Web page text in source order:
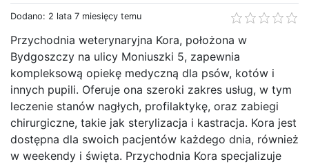
Dodano: 2 lata 7 miesięcy temu
Przychodnia weterynaryjna Kora, położona w
Bydgoszczy na ulicy Moniuszki 5, zapewnia
kompleksową opiekę medyczną dla psów, kotów i
innych pupili. Oferuje ona szeroki zakres usług, w tym
leczenie stanów nagłych, profilaktykę, oraz zabiegi
chirurgiczne, takie jak sterylizacja i kastracja. Kora jest
dostępna dla swoich pacjentów każdego dnia, również
w weekendy i święta. Przychodnia Kora specjalizuje